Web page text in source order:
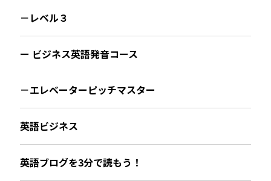
－レベル３
ー ビジネス英語発音コース
－エレベーターピッチマスター
英語ビジネス
英語ブログを3分で読もう！